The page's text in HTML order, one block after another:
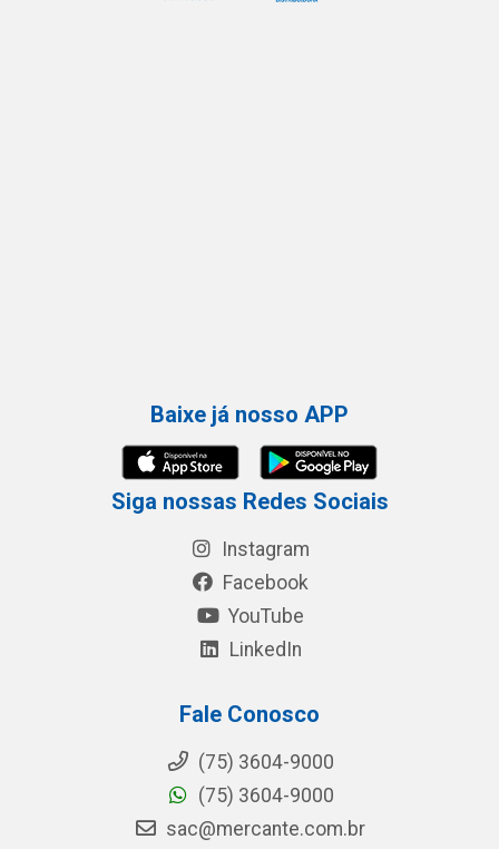
Baixe já nosso APP
Siga nossas Redes Sociais
Instagram
Facebook
YouTube
LinkedIn
Fale Conosco
(75) 3604-9000
(75) 3604-9000
sac@mercante.com.br